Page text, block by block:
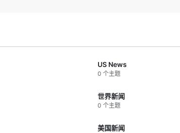
US News
0 个主题
世界新闻
0 个主题
美国新闻